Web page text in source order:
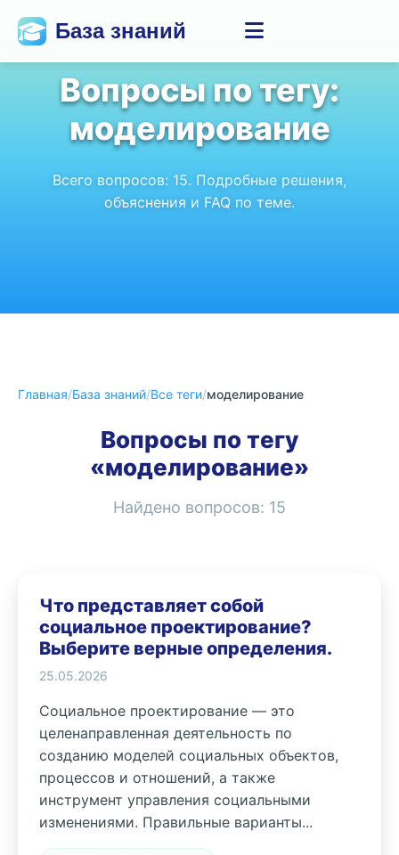
База знаний
Вопросы по тегу:
моделирование
Всего вопросов: 15. Подробные решения,
объяснения и FAQ по теме.
Главная/База знаний/Все теги/моделирование
Вопросы по тегу
«моделирование»
Найдено вопросов: 15
Что представляет собой
социальное проектирование?
Выберите верные определения.
25.05.2026
Социальное проектирование — это
целенаправленная деятельность по
созданию моделей социальных объектов,
процессов и отношений, а также
инструмент управления социальными
изменениями. Правильные варианты...